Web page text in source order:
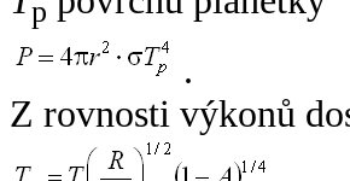
p
.
Z rovnosti výkonů